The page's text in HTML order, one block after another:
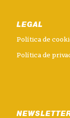
LEGAL
Política de
Política de